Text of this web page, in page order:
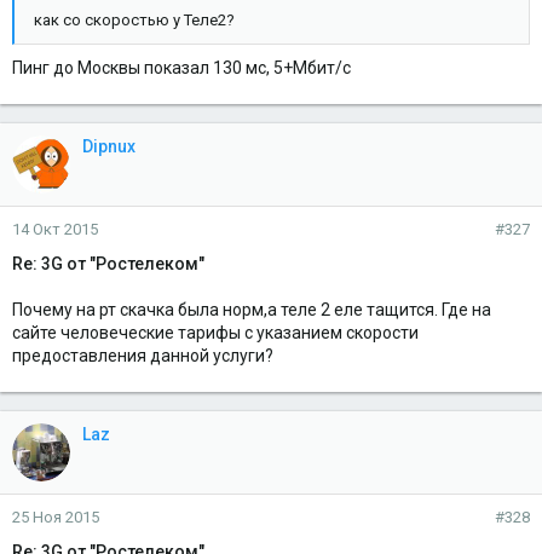
как со скоростью у Теле2?
Пинг до Москвы показал 130 мс, 5+Мбит/с
Dipnux
14 Окт 2015 #327
Re: 3G от "Ростелеком"
Почему на рт скачка была норм,а теле 2 еле тащится. Где на
сайте человеческие тарифы с указанием скорости
предоставления данной услуги?
Laz
25 Ноя 2015 #328